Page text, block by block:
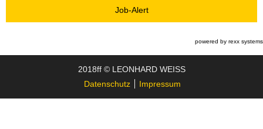
Job-Alert
powered by rexx systems
2018ff © LEONHARD WEISS
Datenschutz
Impressum